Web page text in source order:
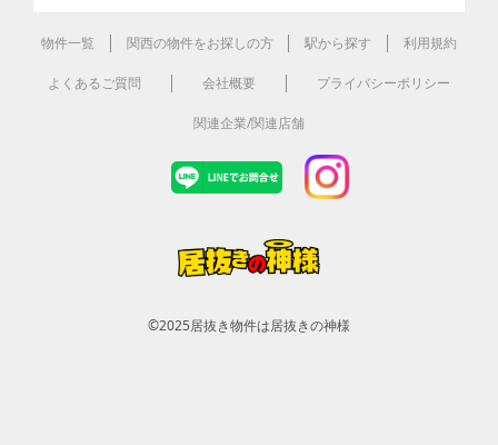
物件一覧 関西の物件をお探しの方 駅から探す 利用規約
よくあるご質問 会社概要 プライバシーポリシー
関連企業/関連店舗
©2025居抜き物件は居抜きの神様